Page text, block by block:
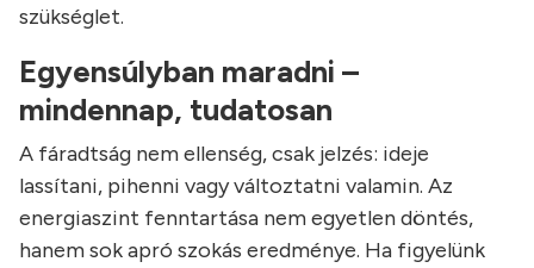
szükséglet.
Egyensúlyban maradni –
mindennap, tudatosan
A fáradtság nem ellenség, csak jelzés: ideje
lassítani, pihenni vagy változtatni valamin. Az
energiaszint fenntartása nem egyetlen döntés,
hanem sok apró szokás eredménye. Ha figyelünk